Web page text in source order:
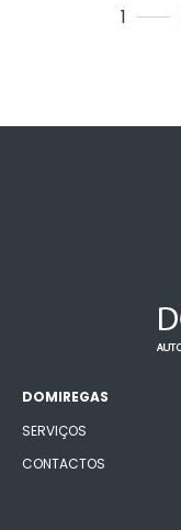
1
DOMIREGAS
SERVIÇOS
CONTACTOS